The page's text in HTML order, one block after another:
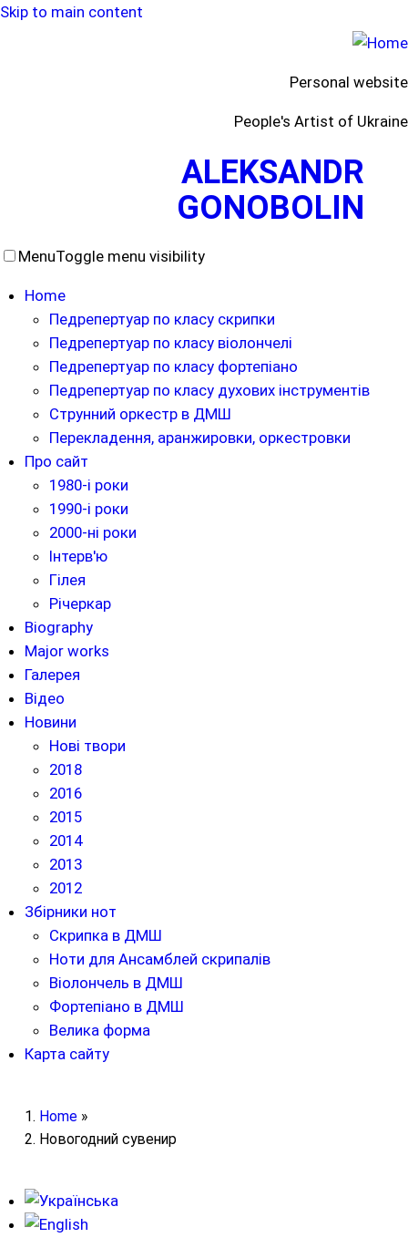
Skip to main content
Personal website
People's Artist of Ukraine
ALEKSANDR
GONOBOLIN
MenuToggle menu visibility
Home
Педрепертуар по класу скрипки
Педрепертуар по класу віолончелі
Педрепертуар по класу фортепіано
Педрепертуар по класу духових інструментів
Струнний оркестр в ДМШ
Перекладення, аранжировки, оркестровки
Про сайт
1980-і роки
1990-і роки
2000-ні роки
Інтерв'ю
Гілея
Річеркар
Biography
Major works
Галерея
Відео
Новини
Нові твори
2018
2016
2015
2014
2013
2012
Збірники нот
Скрипка в ДМШ
Ноти для Ансамблей скрипалів
Віолончель в ДМШ
Фортепіано в ДМШ
Велика форма
Карта сайту
Home »
Новогодний сувенир